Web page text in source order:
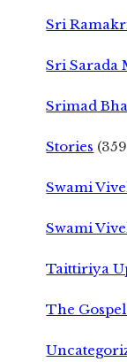
Sri
Sri Sarada
Srimad
Stories
Swami
Swami
Taittiriya
The